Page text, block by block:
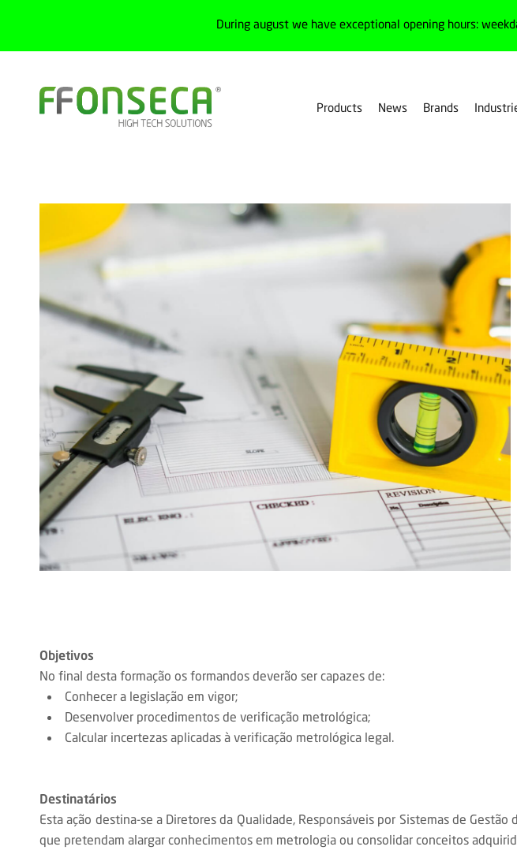
During august we have exceptional opening hours:
Products News Brands
Objetivos
No final desta formação os formandos deverão ser capazes de:
Conhecer a legislação em vigor;
Desenvolver procedimentos de verificação metrológica;
Calcular incertezas aplicadas à verificação metrológica legal.
Destinatários
Esta ação destina-se a Diretores da Qualidade, Responsáveis por Sistemas de
que pretendam alargar conhecimentos em metrologia ou consolidar conceitos